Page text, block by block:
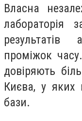
Власна
лабораторія
результатів
проміжок
довіряють
Києва, у яких
бази.